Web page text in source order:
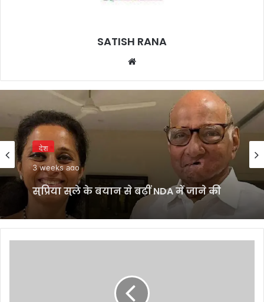
SATISH RANA
देश
3 weeks ago
सुप्रिया सुले के बयान से बढ़ीं NDA में जाने की
अटकलें, कांग्रेस ने मांगा शरद पवार से जवाब